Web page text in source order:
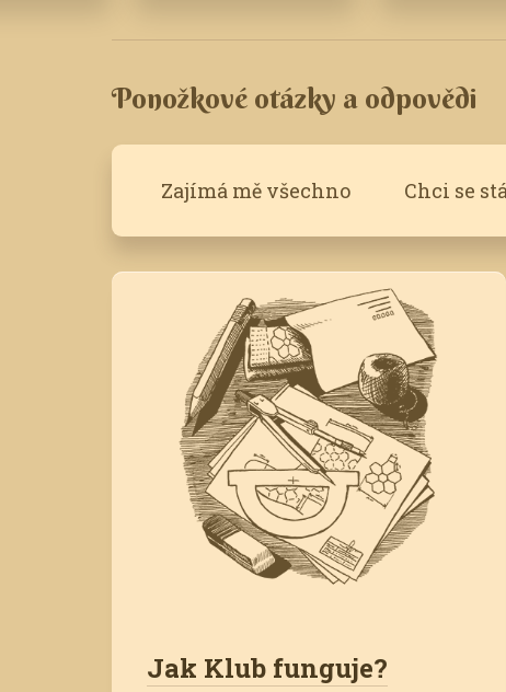
Ponožkové otázky a odpovědi
Zajímá mě všechno Chci se
Jak Klub funguje?